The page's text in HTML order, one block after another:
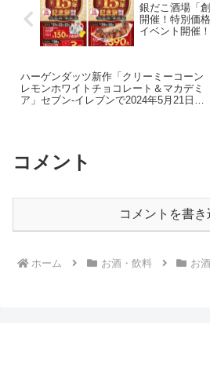
銀だこ酒場「
開催！特別価
イベント開催
ハーゲンダッツ新作「クリーミーコーン
レモンホワイトチョコレート＆マカデミ
ア」セブン-イレブンで2024年5月21日発
コメント
コメントを書き
ホーム お酒・飲料 お酒